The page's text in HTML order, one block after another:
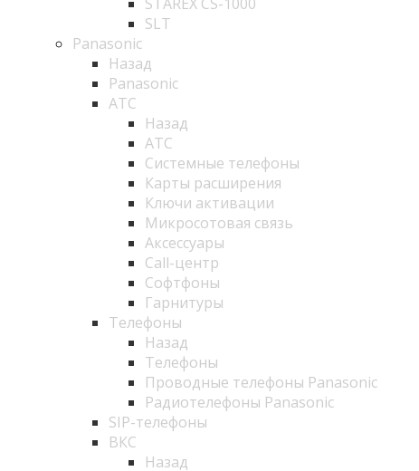
STAREX CS-1000
SLT
Panasonic
Назад
Panasonic
АТС
Назад
АТС
Системные телефоны
Карты расширения
Ключи активации
Микросотовая связь
Аксессуары
Call-центр
Софтфоны
Гарнитуры
Телефоны
Назад
Телефоны
Проводные телефоны Panasonic
Радиотелефоны Panasonic
SIP-телефоны
ВКС
Назад